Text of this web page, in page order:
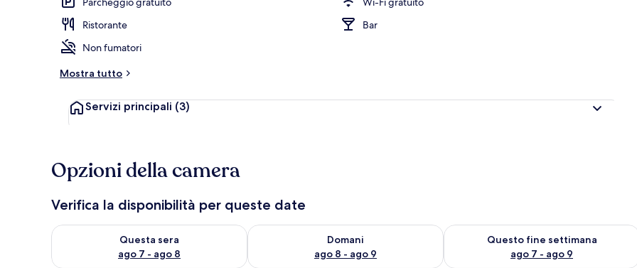
Ristorante
Bar
Non fumatori
Mostra tutto
Servizi principali (3)
Opzioni della camera
Verifica la disponibilità per queste date
Questa sera
ago 7 - ago 8
Verifica la disponibilità per questa sera, ago 7 - ago 8
Domani
ago 8 - ago 9
Verifica la disponibilità per domani, ago 8 - ago 9
Questo fine settimana
ago 7 - ago 9
Verifica la disponibilità per questo